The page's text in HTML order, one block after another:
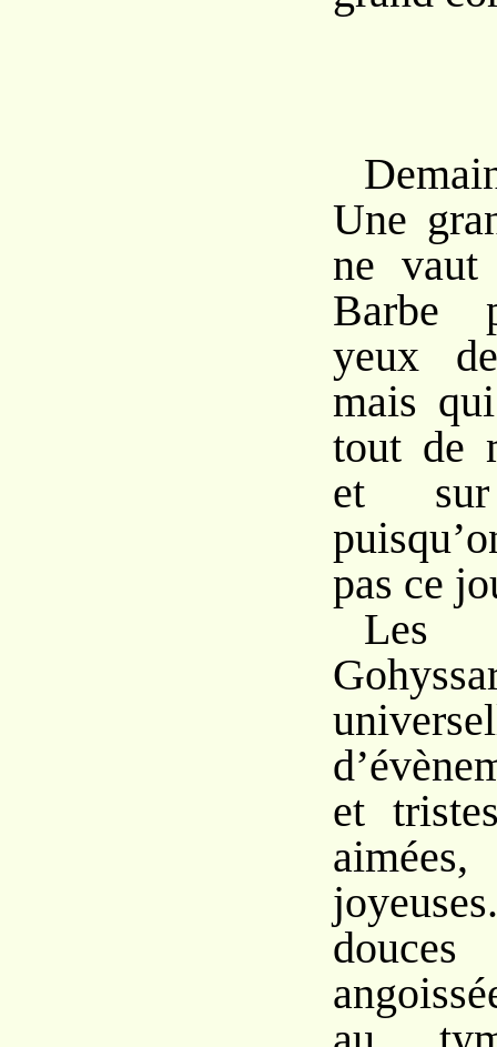
Une
ne vaut
Barbe
yeux
mais
tout de
et
pas ce
Les
et